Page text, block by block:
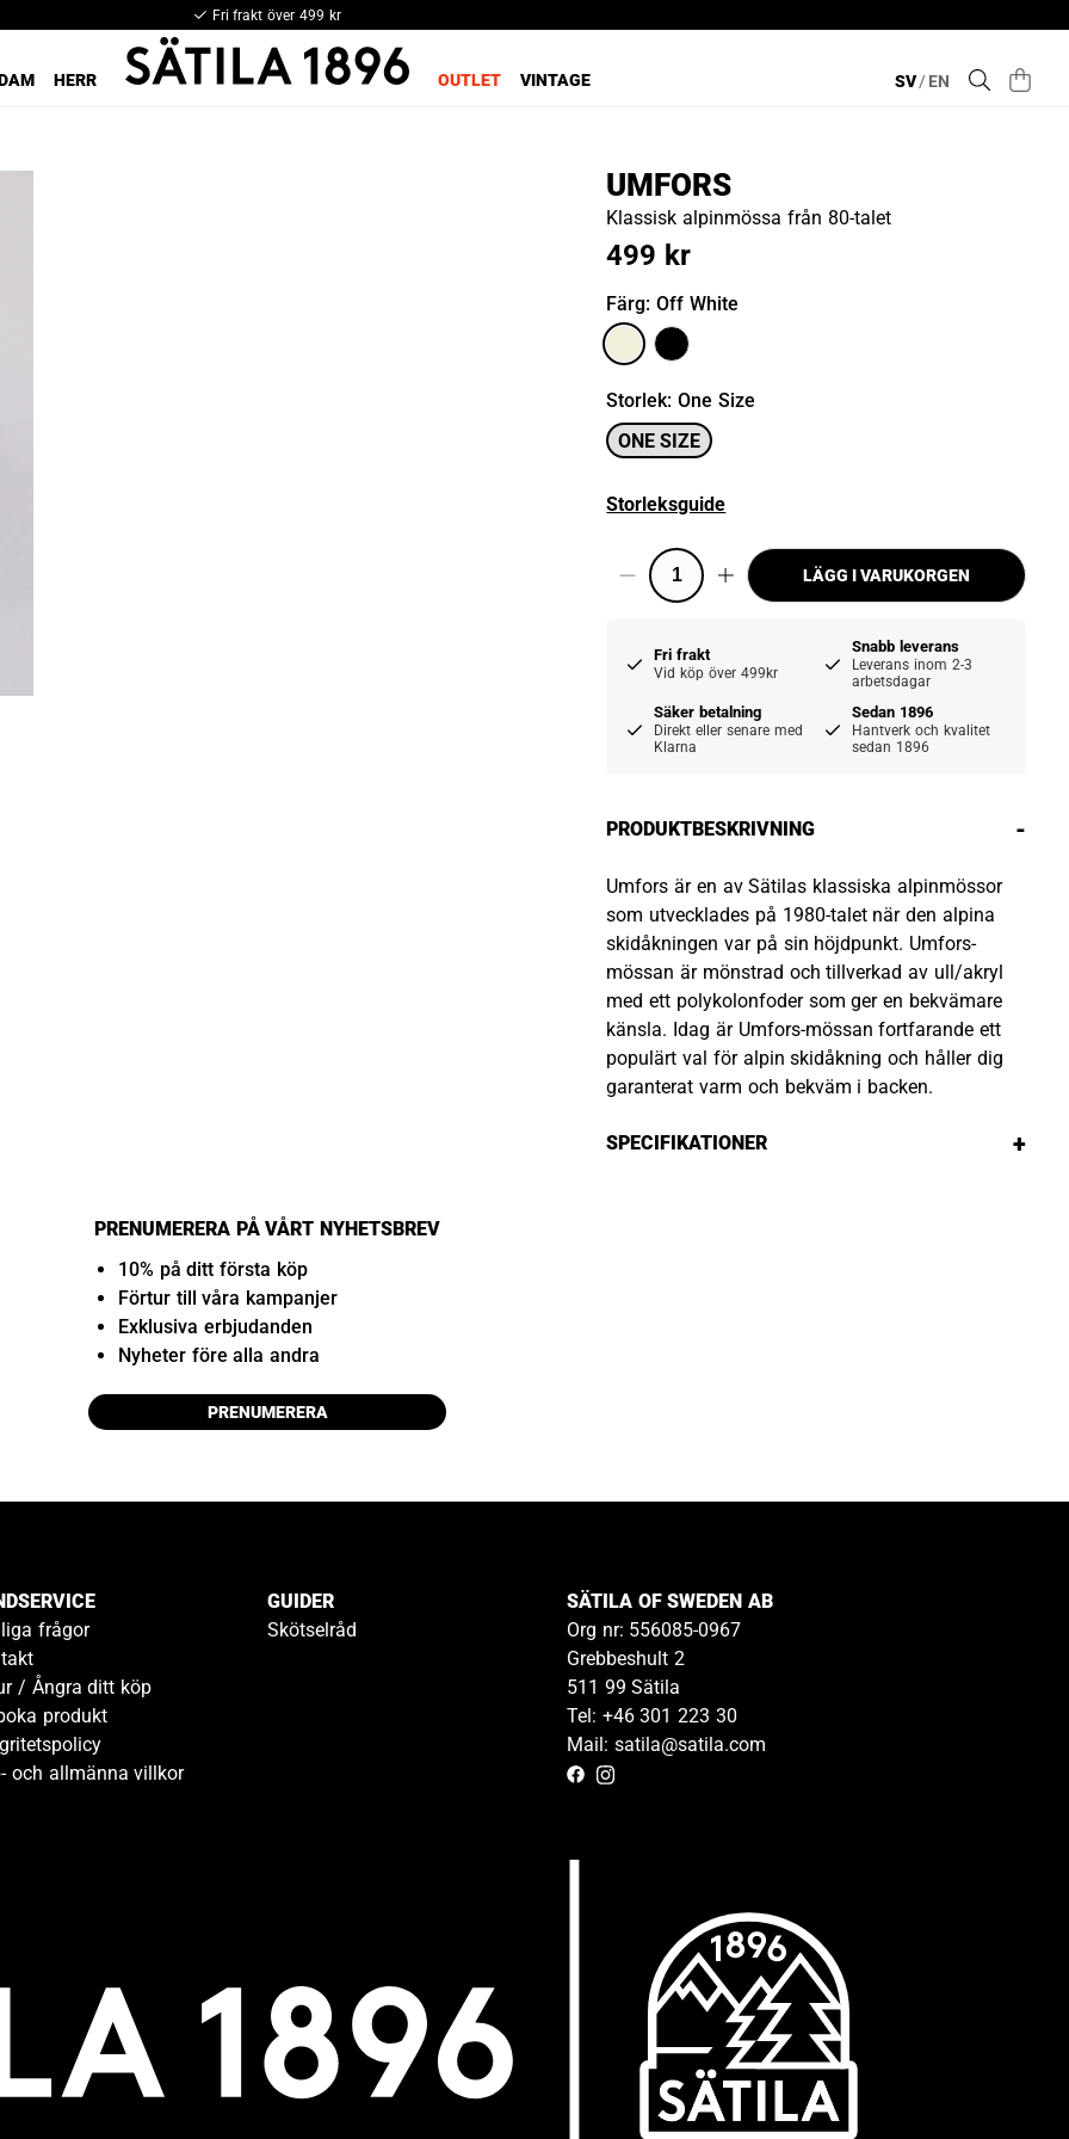
Fri frakt över 499 kr
HERR OUTLET VINTAGE SV/EN
UMFORS
Klassisk alpinmössa från 80-talet
499 kr
Färg: Off White
Storlek:One Size
ONE SIZE
Storleksguide
LÄGG I VARUKORGEN
Fri frakt
Vid köp över 499kr
Snabb leverans
Leverans inom 2-3
arbetsdagar
Säker betalning
Direkt eller senare med
Klarna
Sedan 1896
Hantverk och kvalitet
sedan 1896
PRODUKTBESKRIVNING -
Umfors är en av Sätilas klassiska alpinmössor
som utvecklades på 1980-talet när den alpina
skidåkningen var på sin höjdpunkt. Umfors-
mössan är mönstrad och tillverkad av ull/akryl
med ett polykolonfoder som ger en bekvämare
känsla. Idag är Umfors-mössan fortfarande ett
populärt val för alpin skidåkning och håller dig
garanterat varm och bekväm i backen.
SPECIFIKATIONER +
PRENUMERERA PÅ VÅRT NYHETSBREV
10% på ditt första köp
Förtur till våra kampanjer
Exklusiva erbjudanden
Nyheter före alla andra
PRENUMERERA
frågor
/ Ångra ditt köp
produkt
och allmänna villkor
GUIDER
Skötselråd
SÄTILA OF SWEDEN AB
Org nr: 556085-0967
Grebbeshult 2
511 99 Sätila
Tel: +46 301 223 30
Mail: satila@satila.com